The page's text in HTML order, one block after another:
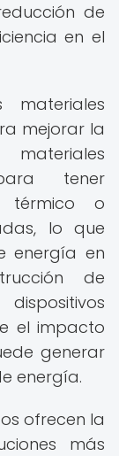
de
en el
mejorar la
tener
térmico o
lo que
energía en
de
el impacto
generar
energía.
ofrecen la
más